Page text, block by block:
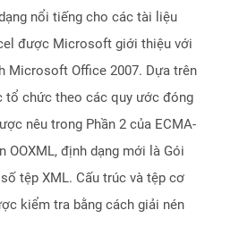
nổi tiếng cho các tài liệu
được Microsoft giới thiệu với
Microsoft Office 2007. Dựa trên
tổ chức theo các quy ước đóng
nêu trong Phần 2 của ECMA-
OOXML, định dạng mới là Gói
tệp XML. Cấu trúc và tệp cơ
kiểm tra bằng cách giải nén